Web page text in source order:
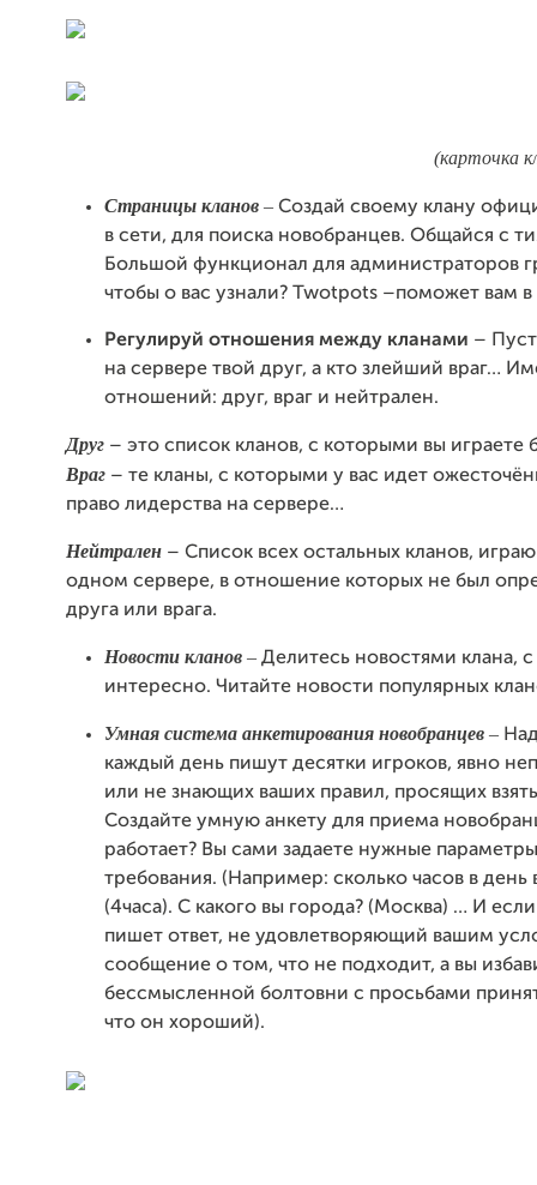
(карточка
Страницы кланов – Создай своему клану
в сети, для поиска новобранцев. Общайся с
Большой функционал для администраторов
чтобы о вас узнали? Twotpots –поможет вам
Регулируй отношения между кланами –
на сервере твой друг, а кто злейший враг…
отношений: друг, враг и нейтрален.
Друг – это список кланов, с которыми вы играете
Враг – те кланы, с которыми у вас идет
право лидерства на сервере…
Нейтрален – Список всех остальных кланов,
одном сервере, в отношение которых не был
друга или врага.
Новости кланов – Делитесь новостями клана,
интересно. Читайте новости популярных
Умная система анкетирования новобранцев –
каждый день пишут десятки игроков, явно
или не знающих ваших правил, просящих взять
Создайте умную анкету для приема
работает? Вы сами задаете нужные
требования. (Например: сколько часов в день
(4часа). С какого вы города? (Москва) … И если
пишет ответ, не удовлетворяющий вашим
сообщение о том, что не подходит, а вы
бессмысленной болтовни с просьбами
что он хороший).